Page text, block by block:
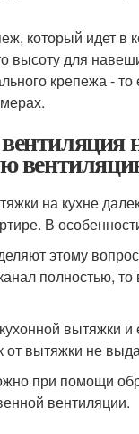
который идет в
высоту для
крепежа -
на кухне
В
этому
полностью, то
вытяжки и
от вытяжки не
при помощи
вентиляции.